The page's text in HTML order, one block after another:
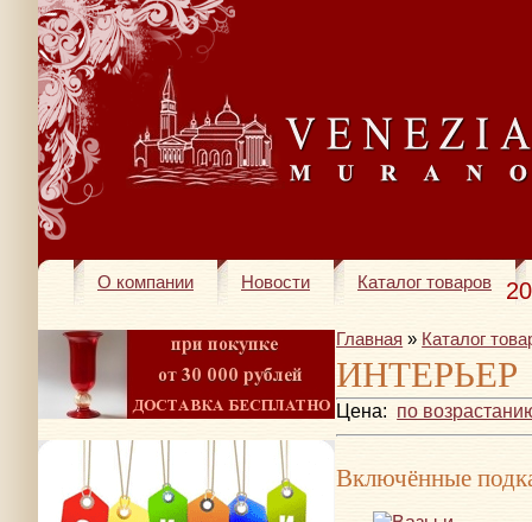
О компании Новости Каталог товаров
Главная » Каталог
ИНТЕРЬЕР
Цена: по
Включённые